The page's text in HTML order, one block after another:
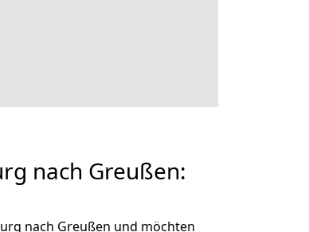
nach Greußen:
nach Greußen und möchten